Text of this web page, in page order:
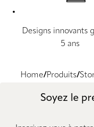
Designs innovants
5 ans
Home Produits
Soyez le